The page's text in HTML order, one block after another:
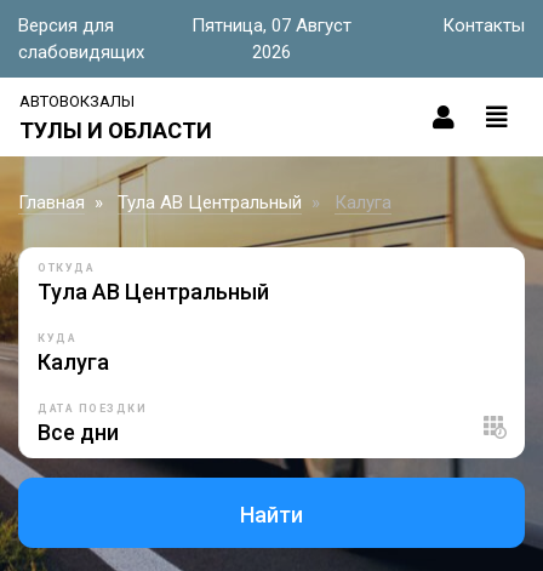
Версия для
слабовидящих
Пятница, 07 Август
2026
Контакты
АВТОВОКЗАЛЫ
ТУЛЫ И ОБЛАСТИ
Главная Тула АВ Центральный Калуга
ОТКУДА
КУДА
ДАТА ПОЕЗДКИ
Найти